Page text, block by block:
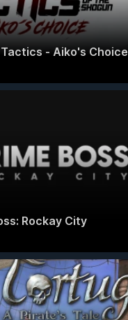
- Aiko's Choice
Rockay City